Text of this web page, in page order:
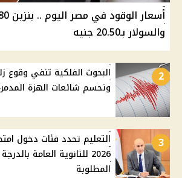
والسولار بـ20.50 جنيه
2
البحوث الفلكية تنفي وقوع
وتحسم شائعات الهزة
3
التعليم تحدد فئات دخول
2026 للثانوية العامة
المطلوبة